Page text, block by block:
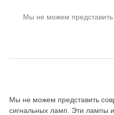
Обслуживание и
Мы не можем
Мы не можем представить
сигнальных ламп. Эти лампы